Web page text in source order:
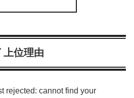
位理由
rejected: cannot find your